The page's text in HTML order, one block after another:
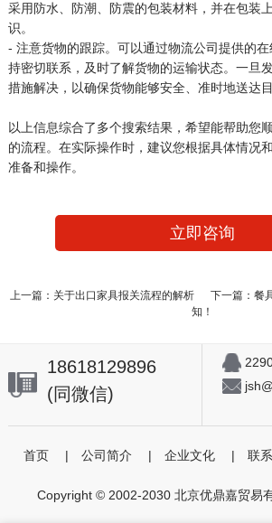
采用防水、防潮、防震的包装材料，并在包装
识。
- 注意货物的跟踪。可以通过物流公司提供的
持密切联系，及时了解货物的运输状态。一旦
措施解决，以确保货物能够安全、准时地送达目
以上信息综合了多个搜索结果，希望能帮助您
的流程。在实际操作时，建议您根据具体情况
准备和操作。
立即咨询
上一篇：关于出口家具报关流程的解析
下一篇：餐
知！
18618129896
(同微信)
首页 | 公司简介 | 企业文化 | 联
Copyright © 2002-2030 北京优鼎嘉贸易